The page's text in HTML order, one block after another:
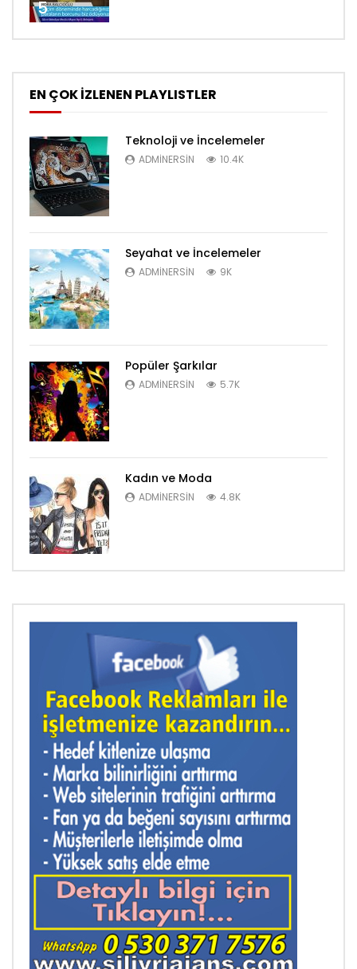
5
EN ÇOK İZLENEN PLAYLISTLER
Teknoloji ve İncelemeler
ADMINERSIN 10.4K
Seyahat ve İncelemeler
ADMINERSIN 9K
Popüler Şarkılar
ADMINERSIN 5.7K
Kadın ve Moda
ADMINERSIN 4.8K